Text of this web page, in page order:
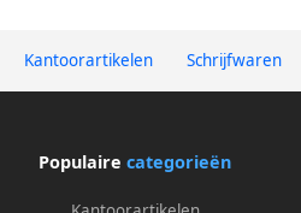
Kantoorartikelen Schrijfwaren
Populaire categorieën